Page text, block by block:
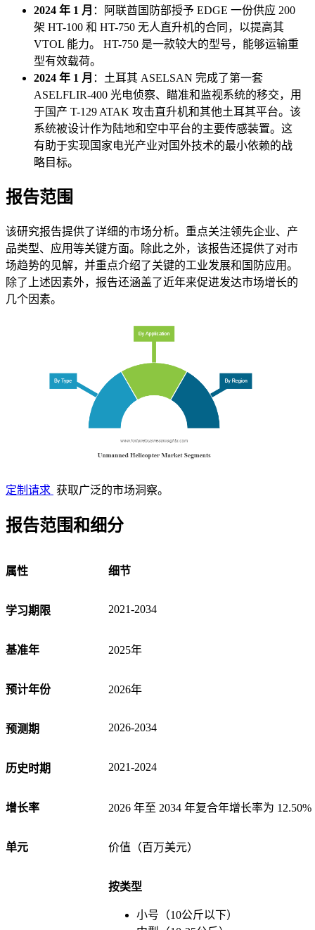
2024 年 1 月 ：阿联酋国防部授予 EDGE 一份供应 200
架 HT-100 和 HT-750 无人直升机的合同，以提高其
VTOL 能力。 HT-750 是一款较大的型号，能够运输重
型有效载荷。
2024 年 1 月 ：土耳其 ASELSAN 完成了第一套
ASELFLIR-400 光电侦察、瞄准和监视系统的移交，用
于国产 T-129 ATAK 攻击直升机和其他土耳其平台。该
系统被设计作为陆地和空中平台的主要传感装置。这
有助于实现国家电光产业对国外技术的最小依赖的战
略目标。
报告范围
该研究报告提供了详细的市场分析。重点关注领先企业、产
品类型、应用等关键方面。除此之外，该报告还提供了对市
场趋势的见解，并重点介绍了关键的工业发展和国防应用。
除了上述因素外，报告还涵盖了近年来促进发达市场增长的
几个因素。
定制请求 获取广泛的市场洞察。
报告范围和细分
属性 细节
学习期限 2021-2034
基准年 2025年
预计年份 2026年
预测期 2026-2034
历史时期 2021-2024
增长率 2026 年至 2034 年复合年增长率为 12.50%
单元 价值（百万美元）
按类型
小号（10公斤以下）